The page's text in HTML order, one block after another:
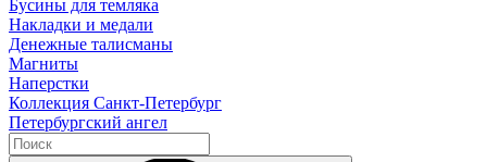
Бусины для темляка
Накладки и медали
Денежные талисманы
Магниты
Наперстки
Коллекция Санкт-Петербург
Петербургский ангел